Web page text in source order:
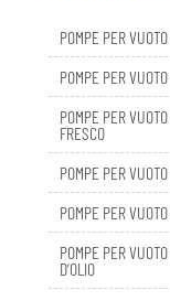
POMPE PER
POMPE PER
FRESCO
POMPE PER
POMPE PER
POMPE PER
D’OLIO
DBL SMART